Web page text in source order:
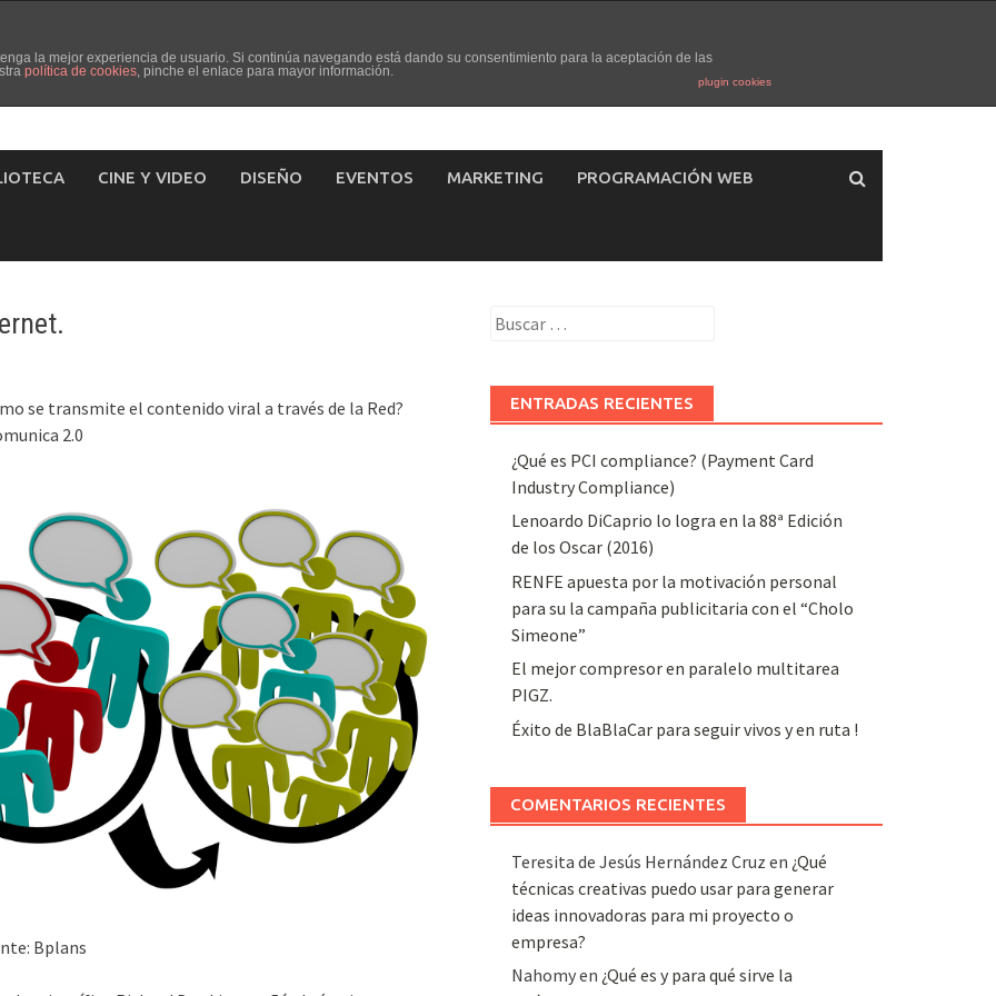
CINE Y VIDEO DISEÑO EVENTOS MARKETING PROGRAMACIÓN WEB
se transmite el contenido viral a través de la Red?
2.0
Bplans
Buscar:
ENTRADAS RECIENTES
¿Qué es PCI compliance? (Payment Card
Industry Compliance)
Lenoardo DiCaprio lo logra en la 88ª Edición
de los Oscar (2016)
RENFE apuesta por la motivación personal
para su la campaña publicitaria con el “Cholo
Simeone”
El mejor compresor en paralelo multitarea
PIGZ.
Éxito de BlaBlaCar para seguir vivos y en ruta !
COMENTARIOS RECIENTES
Teresita de Jesús Hernández Cruz en ¿Qué
técnicas creativas puedo usar para generar
ideas innovadoras para mi proyecto o
empresa?
Nahomyen ¿Qué es y para qué sirve la
la mejor experiencia de usuario. Si continúa navegando está dando su consentimiento para la aceptación de las
política de cookies, pinche el enlace para mayor información.
plugin cookies